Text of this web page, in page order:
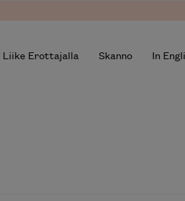
Liike Erottajalla Skanno In